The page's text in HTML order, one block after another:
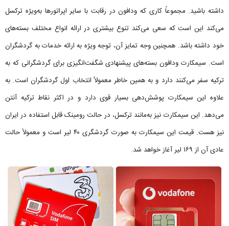
داشته باشید. مجموعاً کاری که ودافون در رقابت با سایر اپراتورها به‌ویژه ترکسل
می‌کند این است که سعی می‌کند تنوع بیشتری در ارائه انواع مختلف بسته‌های
خود داشته باشد. همچنین وجه تمایز آن، توجه ویژه به ارائه خدمات به گردشگران
است. سیمکارت ودافون بسته‌های پیشنهادی شگفت‌انگیزی برای گردشگرانی که به
ترکیه سفر می‌کنند دارد و به همین خاطر معمولاً انتخاب اول گردشگران است. به
علاوه این سیمکارت پوشش‌دهی بسیار قوی دارد و در اکثر نقاط ترکیه آنتن
می‌دهد. این سیمکارت نیز به‌مانند ترکسل، در حالت رومینک قابل استفاده در ایران
نیز هست. قیمت این سیمکارت به صورت گردشگری ۴۰ لیر است و معمولاً حالت
عادی آن از ۱۶۹ لیر آغاز خواهد شد.